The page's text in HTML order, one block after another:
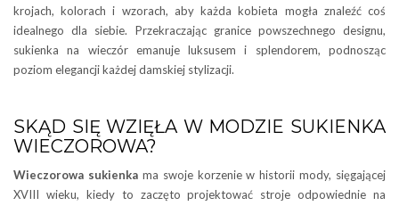
krojach, kolorach i wzorach, aby każda kobieta mogła znaleźć coś
idealnego dla siebie. Przekraczając granice powszechnego designu,
sukienka na wieczór emanuje luksusem i splendorem, podnosząc
poziom elegancji każdej damskiej stylizacji.
SKĄD SIĘ WZIĘŁA W MODZIE SUKIENKA
WIECZOROWA?
Wieczorowa sukienkama swoje korzenie w historii mody, sięgającej
XVIII wieku, kiedy to zaczęto projektować stroje odpowiednie na